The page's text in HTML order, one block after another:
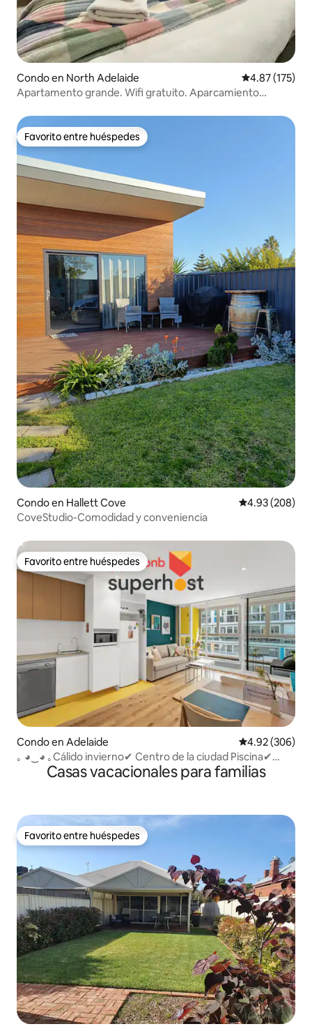
Condo en North Adelaide Calificación
4.87 (175)
Apartamento grande. Wifi gratuito. Aparcamiento
Favorito entre huéspedes
Favorito entre huéspedes
Condo en Hallett Cove Calificación
4.93 (208)
CoveStudio-Comodidad y conveniencia
Favorito entre huéspedes
Favorito entre huéspedes
Condo en Adelaide Calificación
4.92 (306)
｡ ◕‿◕ ｡Cálido invierno✔ Centro de la ciudad Piscina✔
restaurantes✔ Bares✔
Casas vacacionales para familias
Favorito entre huéspedes
Favorito entre huéspedes